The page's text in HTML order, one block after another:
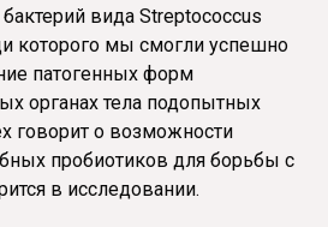
вида Streptococcus
которого мы смогли успешно
патогенных форм
органах тела подопытных
говорит о возможности
пробиотиков для борьбы с
в исследовании.